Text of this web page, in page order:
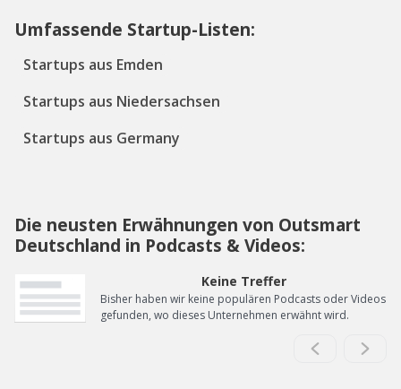
Umfassende Startup-Listen:
Startups aus Emden
Startups aus Niedersachsen
Startups aus Germany
Die neusten Erwähnungen von Outsmart
Deutschland in Podcasts & Videos:
Keine Treffer
Bisher haben wir keine populären Podcasts oder Videos
gefunden, wo dieses Unternehmen erwähnt wird.